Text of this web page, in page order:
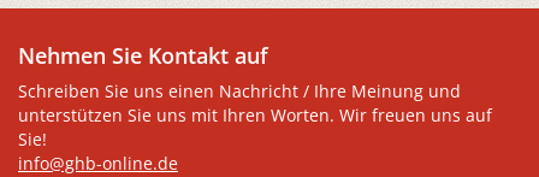
Nehmen Sie Kontakt auf
Schreiben Sie uns einen Nachricht / Ihre Meinung und
unterstützen Sie uns mit Ihren Worten. Wir freuen uns auf
Sie!
info@ghb-online.de